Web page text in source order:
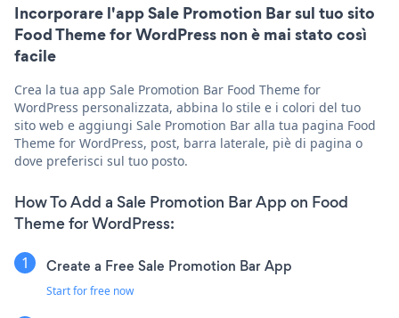
Incorporare l'app Sale Promotion Bar sul tuo sito
Food Theme for WordPress non è mai stato così
facile
Crea la tua app Sale Promotion Bar Food Theme for
WordPress personalizzata, abbina lo stile e i colori del tuo
sito web e aggiungi Sale Promotion Bar alla tua pagina Food
Theme for WordPress, post, barra laterale, piè di pagina o
dove preferisci sul tuo posto.
How To Add a Sale Promotion Bar App on Food
Theme for WordPress:
Create a Free Sale Promotion Bar App
Start for free now